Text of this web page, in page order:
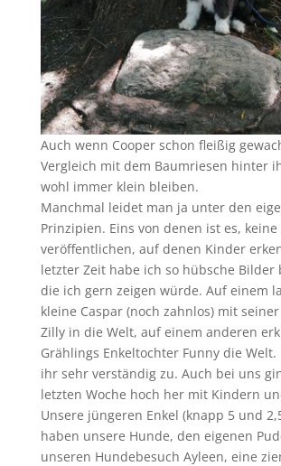
Auch wenn Cooper schon fleißig
Vergleich mit dem Baumriesen hinter
wohl immer klein bleiben.
Manchmal leidet man ja unter den
Prinzipien. Eins von denen ist es,
veröffentlichen, auf denen Kinder
letzter Zeit habe ich so hübsche Bilder
die ich gern zeigen würde. Auf einem
kleine Caspar (noch zahnlos) mit
Zilly in die Welt, auf einem anderen
Grählings Enkeltochter Funny die
ihr sehr verständig zu. Auch bei uns
letzten Woche hoch her mit Kindern
Unsere jüngeren Enkel (knapp 5 und
haben unsere Hunde, den eigenen
unseren Hundebesuch Ayleen, eine